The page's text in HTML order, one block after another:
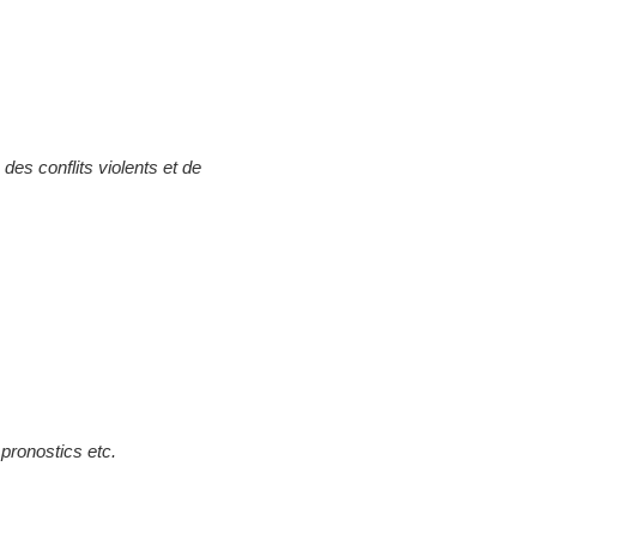
conflits violents et de
etc.